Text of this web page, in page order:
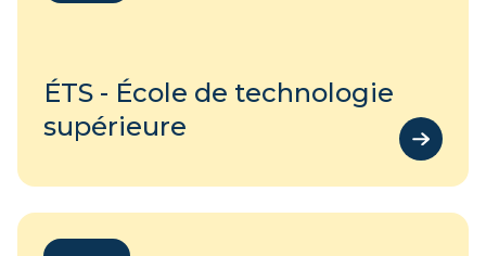
ÉTS - École de technologie
supérieure